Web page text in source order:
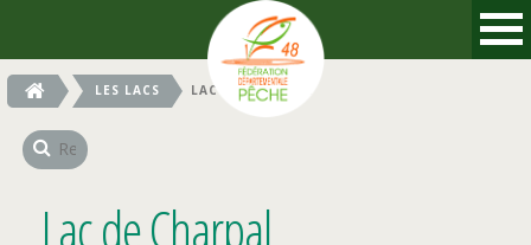
LES LACS LAC DE CHARPAL
Lac de Charpal